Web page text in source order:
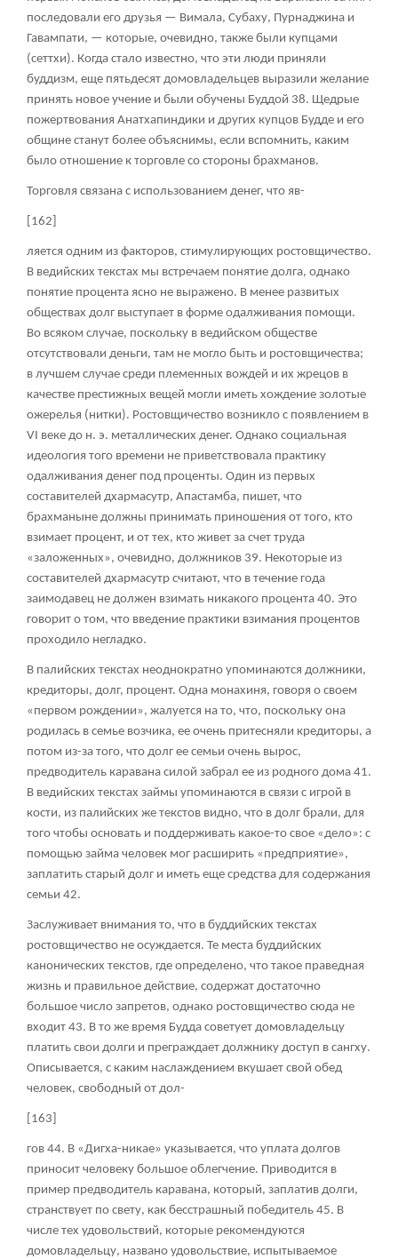
последовали его друзья — Вимала, Субаху, Пурнаджина и
Гавампати, — которые, очевидно, также были купцами
(сеттхи). Когда стало известно, что эти люди приняли
буддизм, еще пятьдесят домовладельцев выразили желание
принять новое учение и были обучены Буддой 38. Щедрые
пожертвования Анатхапиндики и других купцов Будде и его
общине станут более объяснимы, если вспомнить, каким
было отношение к торговле со стороны брахманов.
Торговля связана с использованием денег, что яв-
[162]
ляется одним из факторов, стимулирующих ростовщичество.
В ведийских текстах мы встречаем понятие долга, однако
понятие процента ясно не выражено. В менее развитых
обществах долг выступает в форме одалживания помощи.
Во всяком случае, поскольку в ведийском обществе
отсутствовали деньги, там не могло быть и ростовщичества;
в лучшем случае среди племенных вождей и их жрецов в
качестве престижных вещей могли иметь хождение золотые
ожерелья (нитки). Ростовщичество возникло с появлением в
VI веке до н. э. металлических денег. Однако социальная
идеология того времени не приветствовала практику
одалживания денег под проценты. Один из первых
составителей дхармасутр, Апастамба, пишет, что
брахманыне должны принимать приношения от того, кто
взимает процент, и от тех, кто живет за счет труда
«заложенных», очевидно, должников 39. Некоторые из
составителей дхармасутр считают, что в течение года
заимодавец не должен взимать никакого процента 40. Это
говорит о том, что введение практики взимания процентов
проходило негладко.
В палийских текстах неоднократно упоминаются должники,
кредиторы, долг, процент. Одна монахиня, говоря о своем
«первом рождении», жалуется на то, что, поскольку она
родилась в семье возчика, ее очень притесняли кредиторы, а
потом из-за того, что долг ее семьи очень вырос,
предводитель каравана силой забрал ее из родного дома 41.
В ведийских текстах займы упоминаются в связи с игрой в
кости, из палийских же текстов видно, что в долг брали, для
того чтобы основать и поддерживать какое-то свое «дело»: с
помощью займа человек мог расширить «предприятие»,
заплатить старый долг и иметь еще средства для содержания
семьи 42.
Заслуживает внимания то, что в буддийских текстах
ростовщичество не осуждается. Те места буддийских
канонических текстов, где определено, что такое праведная
жизнь и правильное действие, содержат достаточно
большое число запретов, однако ростовщичество сюда не
входит 43. В то же время Будда советует домовладельцу
платить свои долги и преграждает должнику доступ в сангху.
Описывается, с каким наслаждением вкушает свой обед
человек, свободный от дол-
[163]
гов 44. В «Дигха-никае» указывается, что уплата долгов
приносит человеку большое облегчение. Приводится в
пример предводитель каравана, который, заплатив долги,
странствует по свету, как бесстрашный победитель 45. В
числе тех удовольствий, которые рекомендуются
домовладельцу, названо удовольствие, испытываемое